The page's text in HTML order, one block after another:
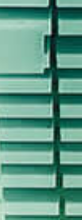
Empresa
Conocimiento
Carrera
Eventos
Noticias